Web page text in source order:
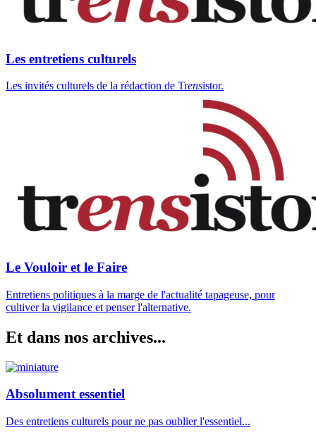
Les entretiens culturels
Les invités culturels de la rédaction de Trensistor.
Le Vouloir et le Faire
Entretiens politiques à la marge de l'actualité tapageuse, pour
cultiver la vigilance et penser l'alternative.
Et dans nos archives...
Absolument essentiel
Des entretiens culturels pour ne pas oublier l'essentiel...